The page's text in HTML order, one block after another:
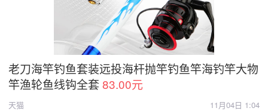
老刀海竿钓鱼套装远投海杆抛竿钓鱼竿海钓竿大物
竿渔轮鱼线钩全套 83.00元
天猫
11月04日 1:04